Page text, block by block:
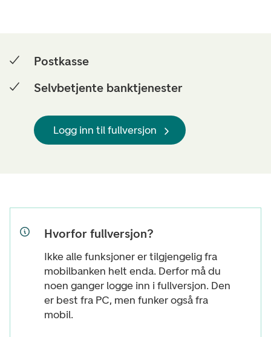
Postkasse
Selvbetjente banktjenester
Logg inn til fullversjon
Hvorfor fullversjon?
Ikke alle funksjoner er tilgjengelig fra
mobilbanken helt enda. Derfor må du
noen ganger logge inn i fullversjon. Den
er best fra PC, men funker også fra
mobil.